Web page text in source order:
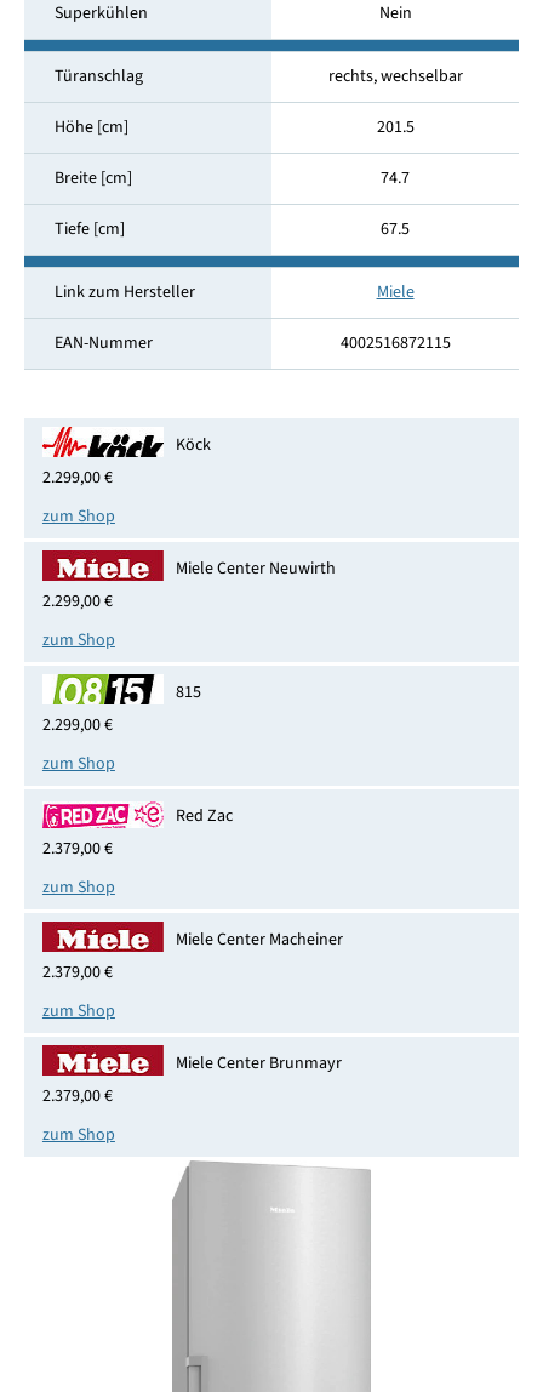
Superkühlen Nein
Türanschlag rechts, wechselbar
Höhe [cm] 201.5
Breite [cm] 74.7
Tiefe [cm] 67.5
Link zum Hersteller Miele
EAN-Nummer 4002516872115
Köck
2.299,00 €
zum Shop
Miele Center Neuwirth
2.299,00 €
zum Shop
815
2.299,00 €
zum Shop
Red Zac
2.379,00 €
zum Shop
Miele Center Macheiner
2.379,00 €
zum Shop
Miele Center Brunmayr
2.379,00 €
zum Shop